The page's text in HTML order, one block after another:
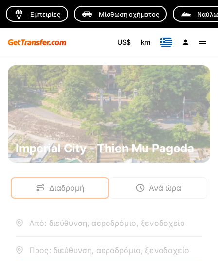
Εμπειρίες Μίσθωση οχήματος
US$ km
Imperial City - Thien Mu Pagoda
Διαδρομή Ανά ώρα
Από: διεύθυνση, αεροδρόμιο, ξενοδοχείο
Προς: διεύθυνση, αεροδρόμιο, ξενοδοχείο